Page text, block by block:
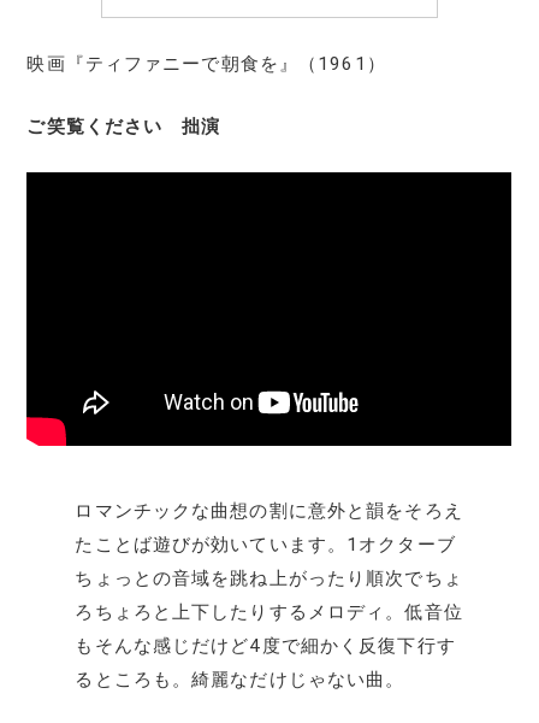
映画『ティファニーで朝食を』（1961）
ご笑覧ください 拙演
ロマンチックな曲想の割に意外と韻をそろえ
たことば遊びが効いています。1オクターブ
ちょっとの音域を跳ね上がったり順次でちょ
ろちょろと上下したりするメロディ。低音位
もそんな感じだけど4度で細かく反復下行す
るところも。綺麗なだけじゃない曲。